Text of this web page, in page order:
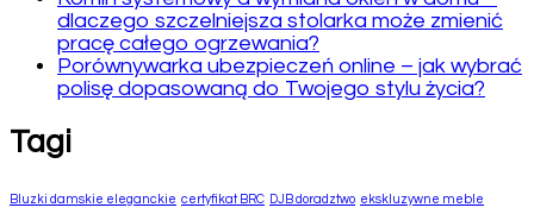
dlaczego szczelniejsza stolarka może zmienić
pracę całego ogrzewania?
Porównywarka ubezpieczeń online – jak wybrać
polisę dopasowaną do Twojego stylu życia?
Tagi
Bluzki damskie eleganckie certyfikat BRC DJB doradztwo ekskluzywne meble